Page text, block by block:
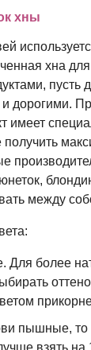
хны
хна
пусть
дорогими.
имеет
между
Для более
пышные, то
взять на